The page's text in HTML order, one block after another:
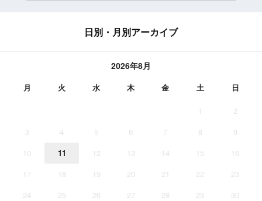
日別・月別アーカイブ
2026年8月
月 火 水 木 金 土 日
1
2
3
4 5 6 7 8
9
10
11 12 13 14 15
16
17
18 19 20 21 22
23
24
25 26 27 28 29
30